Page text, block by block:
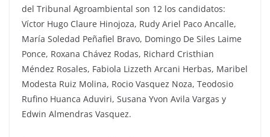
del Tribunal Agroambiental son 12 los candidatos:
Víctor Hugo Claure Hinojoza, Rudy Ariel Paco Ancalle,
María Soledad Peñafiel Bravo, Domingo De Siles Laime
Ponce, Roxana Chávez Rodas, Richard Cristhian
Méndez Rosales, Fabiola Lizzeth Arcani Herbas, Maribel
Modesta Ruiz Molina, Rocio Vasquez Noza, Teodosio
Rufino Huanca Aduviri, Susana Yvon Avila Vargas y
Edwin Almendras Vasquez.